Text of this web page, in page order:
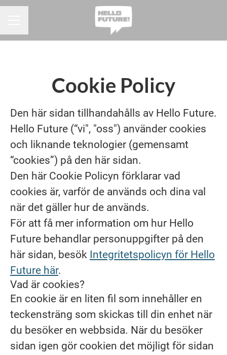
Cookie Policy
Den här sidan tillhandahålls av Hello Future.
Hello Future (“vi", "oss") använder cookies
och liknande teknologier (gemensamt
“cookies”) på den här sidan.
Den här Cookie Policyn förklarar vad
cookies är, varför de används och dina val
när det gäller hur de används.
För att få mer information om hur Hello
Future behandlar personuppgifter på den
här sidan, besök Integritetspolicyn för Hello
Future här.
Vad är cookies?
En cookie är en liten fil som innehåller en
teckensträng som skickas till din enhet när
du besöker en webbsida. När du besöker
sidan igen gör cookien det möjligt för sidan